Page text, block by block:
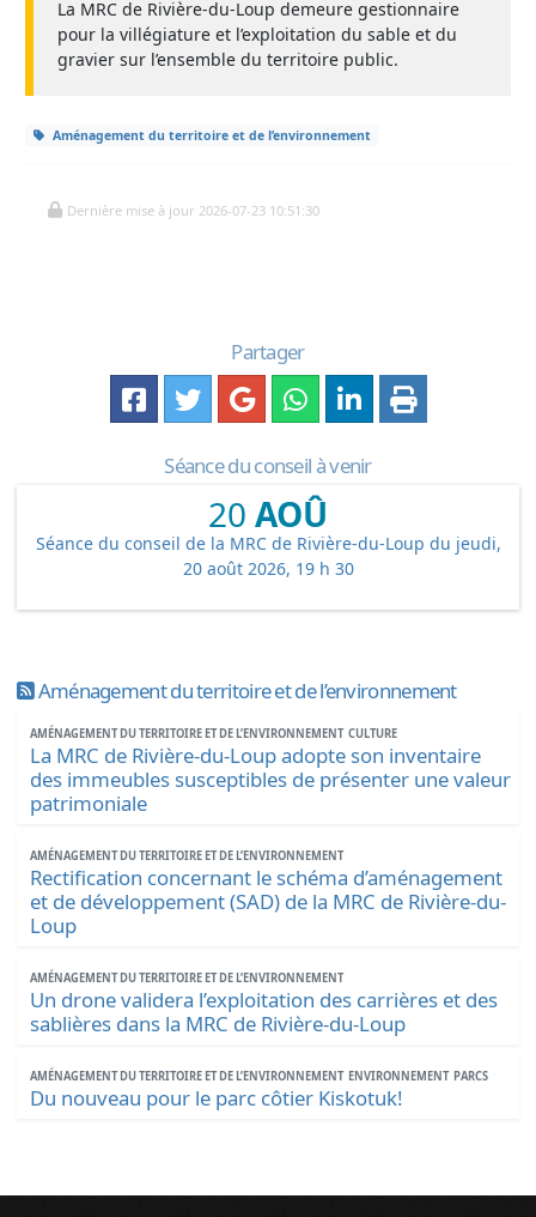
La MRC de Rivière-du-Loup demeure gestionnaire
pour la villégiature et l’exploitation du sable et du
gravier sur l’ensemble du territoire public.
Aménagement du territoire et de l’environnement
Dernière mise à jour 2026-07-23 10:51:30
Partager
Séance du conseil à venir
20 AOÛ
Séance du conseil de la MRC de Rivière-du-Loup du jeudi,
20 août 2026, 19 h 30
Aménagement du territoire et de l’environnement
AMÉNAGEMENT DU TERRITOIRE ET DE L’ENVIRONNEMENT CULTURE
La MRC de Rivière-du-Loup adopte son inventaire
des immeubles susceptibles de présenter une valeur
patrimoniale
AMÉNAGEMENT DU TERRITOIRE ET DE L’ENVIRONNEMENT
Rectification concernant le schéma d’aménagement
et de développement (SAD) de la MRC de Rivière-du-
Loup
AMÉNAGEMENT DU TERRITOIRE ET DE L’ENVIRONNEMENT
Un drone validera l’exploitation des carrières et des
sablières dans la MRC de Rivière-du-Loup
AMÉNAGEMENT DU TERRITOIRE ET DE L’ENVIRONNEMENT ENVIRONNEMENT PARCS
Du nouveau pour le parc côtier Kiskotuk!